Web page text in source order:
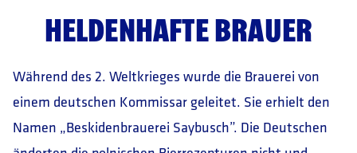
HELDENHAFTE BRAUER
Während des 2. Weltkrieges wurde die Brauerei von
einem deutschen Kommissar geleitet. Sie erhielt den
Namen „Beskidenbrauerei Saybusch”. Die Deutschen